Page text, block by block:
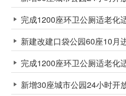
新建改建口袋公园60座10月
完成1200座环卫公厕适老化
新增30座城市公园24小时开